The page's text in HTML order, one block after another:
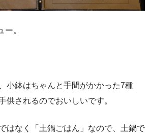
ー。
小鉢はちゃんと手間がかかった7種
供されるのでおいしいです。
はなく「土鍋ごはん」なので、土鍋で